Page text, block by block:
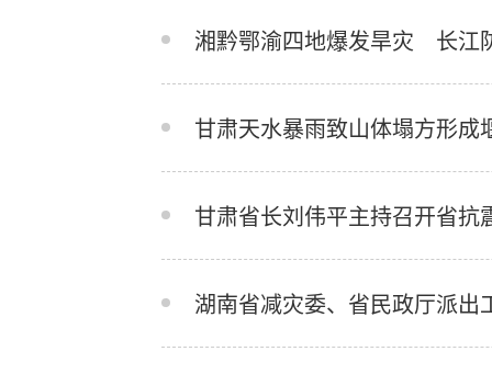
湘黔鄂渝四地爆发旱灾 长江
甘肃天水暴雨致山体塌方形成
甘肃省长刘伟平主持召开省抗
湖南省减灾委、省民政厅派出